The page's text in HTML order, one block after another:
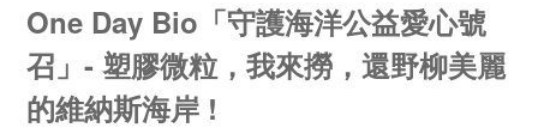
One Day Bio 「守護海洋公益愛心號
召 」 - 塑膠微粒，我來撈，還野柳美麗
的維納斯海岸 !